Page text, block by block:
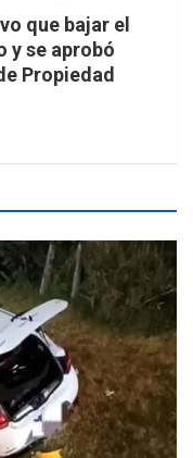
que bajar el
y se aprobó
Propiedad